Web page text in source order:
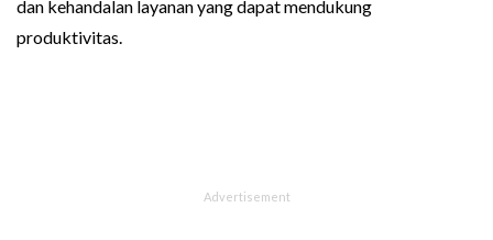
dan kehandalan layanan yang dapat mendukung
produktivitas.